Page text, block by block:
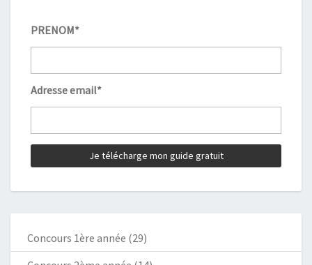
PRENOM*
Adresse email*
Concours 1ère année (29)